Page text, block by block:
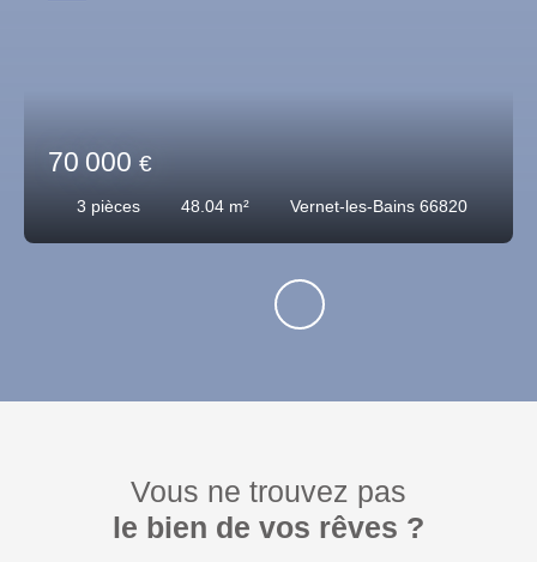
70 000 €
3 pièces 48.04 m² Vernet-les-Bains 66820
Vous ne trouvez pas
le bien de vos rêves ?